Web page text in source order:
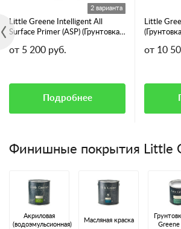
2 варианта
Little Greene Intelligent All
Surface Primer (ASP) (Грунтовка
от 5 200 руб.
Подробнее
Little
от 10
Финишные покрытия Little
Акриловая
(водоэмульсионная)
Масляная краска
Greene